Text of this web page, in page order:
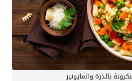
بالذرة والمايونيز